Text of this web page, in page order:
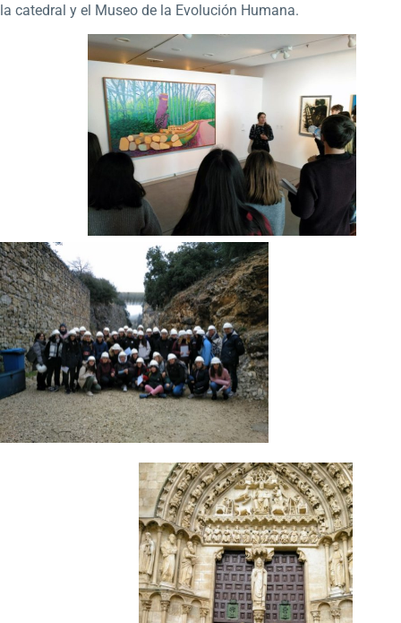
la catedral y el Museo de la Evolución Humana.